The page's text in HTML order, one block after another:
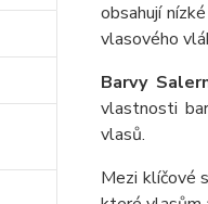
obsahují
vlasového
Barvy
vlastnosti
vlasů.
Mezi klíčové